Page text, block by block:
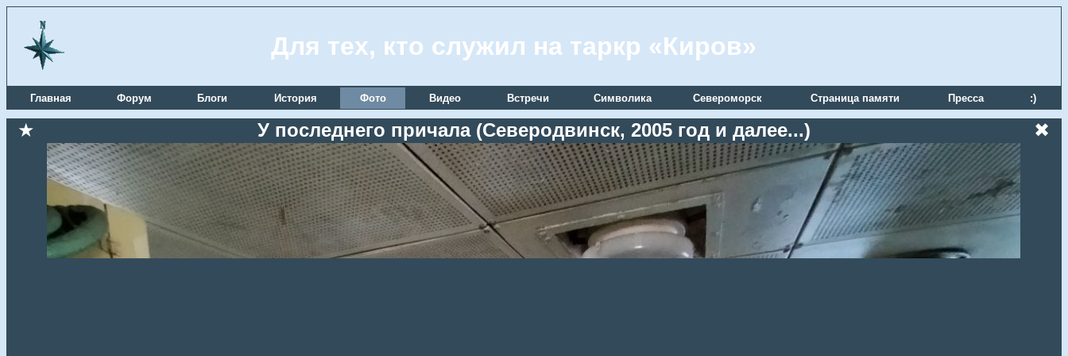
Для тех, кто служил на таркр «Киров»
Главная Форум Блоги История Фото Видео Встречи Символика Североморск Страница памяти Пресса :)
★ У последнего причала (Северодвинск, 2005 год и далее...) ✖